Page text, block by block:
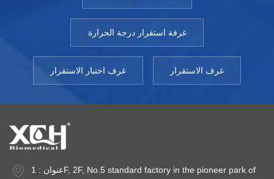
غرفة استقرار درجة الحرارة
غرف اختبار الاستقرار غرف الاستقرار
عنوان : 1F, 2F, No.5 standard factory in the pioneer park of